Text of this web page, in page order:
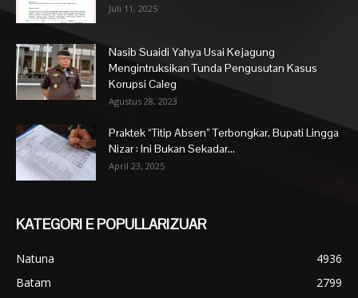
Juli 11, 2025
Nasib Suaidi Yahya Usai Kejagung
Mengintruksikan Tunda Pengusutan Kasus
Korupsi Caleg
Agustus 28, 2023
Praktek “Titip Absen” Terbongkar, Bupati Lingga
Nizar : Ini Bukan Sekadar...
April 23, 2025
KATEGORI E POPULLARIZUAR
Natuna
4936
Batam
2799